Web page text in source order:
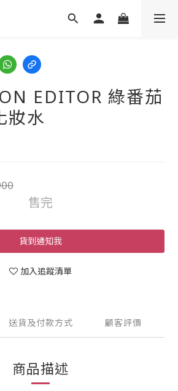
EDITOR 綠番茄
妝水
售完
貨到通知我
加入追蹤清單
送貨及付款方式 顧客評價
商品描述